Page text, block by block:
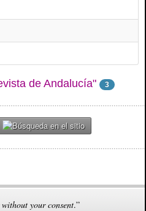
de Andalucía" 3
your consent.”